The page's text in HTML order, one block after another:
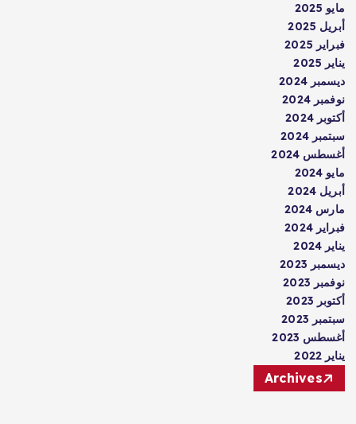
مايو 2025
أبريل 2025
فبراير 2025
يناير 2025
ديسمبر 2024
نوفمبر 2024
أكتوبر 2024
سبتمبر 2024
أغسطس 2024
مايو 2024
أبريل 2024
مارس 2024
فبراير 2024
يناير 2024
ديسمبر 2023
نوفمبر 2023
أكتوبر 2023
سبتمبر 2023
أغسطس 2023
يناير 2022
Archives